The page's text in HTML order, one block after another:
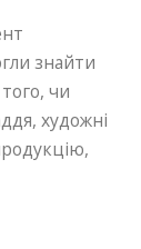
знайти
чи
художні